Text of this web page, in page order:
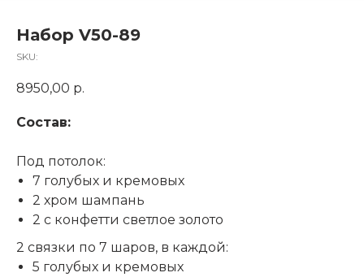
Набор V50-89
SKU:
8950,00 р.
Состав:
Под потолок:
7 голубых и кремовых
2 хром шампань
2 с конфетти светлое золото
2 связки по 7 шаров, в каждой:
5 голубых и кремовых